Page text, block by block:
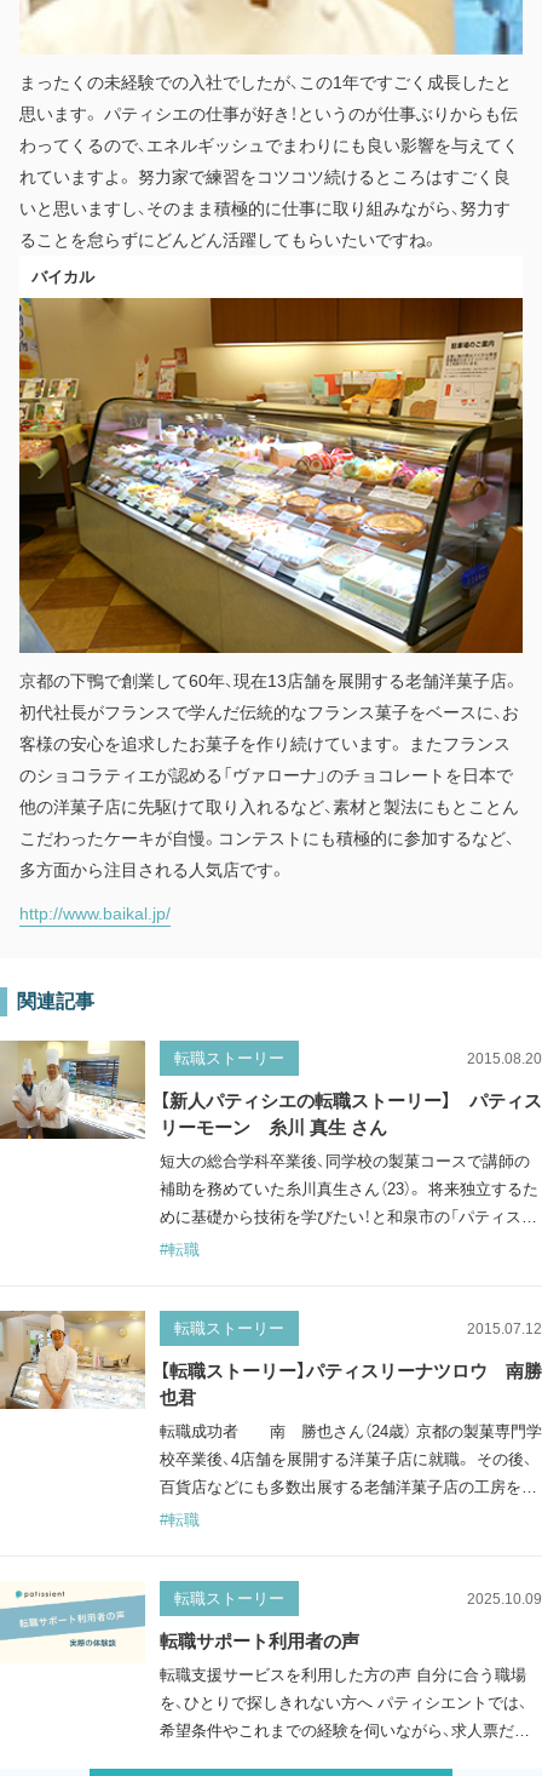
まったくの未経験での入社でしたが、この1年ですごく成長したと
思います。 パティシエの仕事が好き！というのが仕事ぶりからも伝
わってくるので、エネルギッシュでまわりにも良い影響を与えてく
れていますよ。 努力家で練習をコツコツ続けるところはすごく良
いと思いますし、そのまま積極的に仕事に取り組みながら、努力す
ることを怠らずにどんどん活躍してもらいたいですね。
バイカル
京都の下鴨で創業して60年、現在13店舗を展開する老舗洋菓子店。
初代社長がフランスで学んだ伝統的なフランス菓子をベースに、お
客様の安心を追求したお菓子を作り続けています。 またフランス
のショコラティエが認める「ヴァローナ」のチョコレートを日本で
他の洋菓子店に先駆けて取り入れるなど、素材と製法にもとことん
こだわったケーキが自慢。コンテストにも積極的に参加するなど、
多方面から注目される人気店です。
http://www.baikal.jp/
関連記事
転職ストーリー 2015.08.20
【新人パティシエの転職ストーリー】 パティス
リーモーン 糸川 真生 さん
短大の総合学科卒業後、同学校の製菓コースで講師の
補助を務めていた糸川真生さん（23）。 将来独立するた
めに基礎から技術を学びたい！と和泉市の「パティスリ
ー モーン」に入社して4か月、まだまだ慣れないことだ
ャリアと転職のきっかけを教えてください。 私は大阪
の…
#転職
転職ストーリー 2015.07.12
【転職ストーリー】パティスリーナツロウ 南勝
也君
転職成功者 南 勝也さん（24歳） 京都の製菓専門学
校卒業後、4店舗を展開する洋菓子店に就職。 その後、
百貨店などにも多数出展する老舗洋菓子店の工房を経
て、現職の「パティスリー ナツロウ」へ。 現在は店舗の
っかけを教えてください。 京都の製菓学校を卒業後、
か…
#転職
転職ストーリー 2025.10.09
転職サポート利用者の声
転職支援サービスを利用した方の声 自分に合う職場
を、ひとりで探しきれない方へ パティシエントでは、
希望条件やこれまでの経験を伺いながら、求人票だけ